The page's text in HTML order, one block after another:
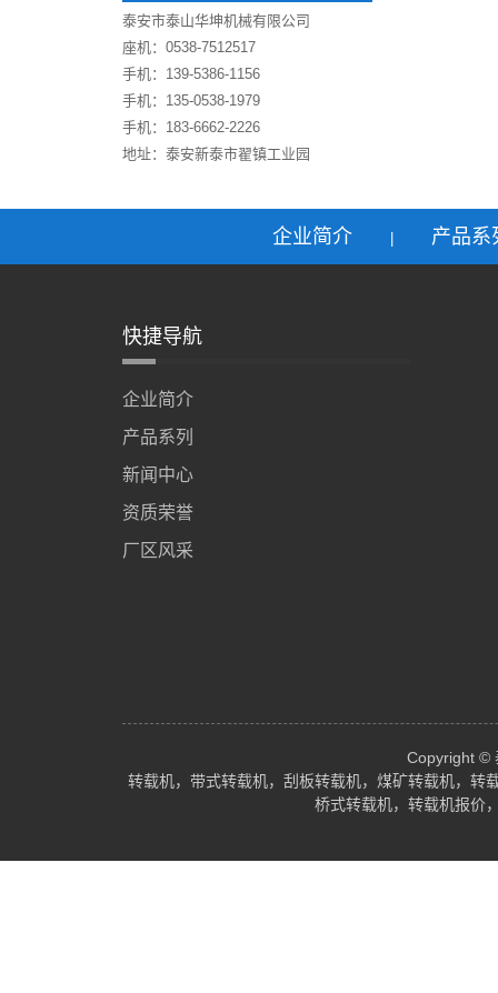
泰安市泰山华坤机械有限公司
座机：0538-7512517
手机：139-5386-1156
手机：135-0538-1979
手机：183-6662-2226
地址：泰安新泰市翟镇工业园
企业简介 产品系
快捷导航
企业简介
产品系列
新闻中心
资质荣誉
厂区风采
Copyright ©
转载机，带式转载机，刮板转载机，煤矿转载机，转
桥式转载机，转载机报价